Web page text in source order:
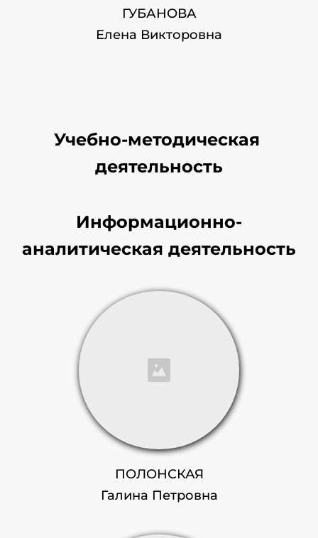
ГУБАНОВА
Елена Викторовна
Учебно-методическая
деятельность
Информационно-
аналитическая деятельность
ПОЛОНСКАЯ
Галина Петровна